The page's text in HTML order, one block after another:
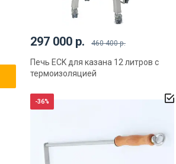
297 000 р. 460 400 р.
Печь ECK для казана 12 литров с
термоизоляцией
-36%